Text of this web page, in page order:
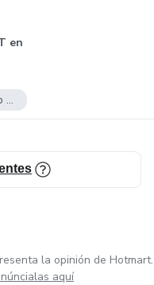
en
Emprendimiento Digital
la opinión de Hotmart.
aquí